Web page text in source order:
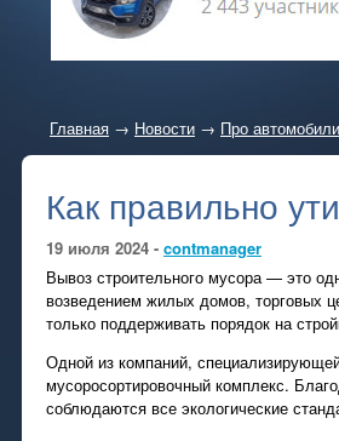
Главная → Новости → Про автомобили
Как правильно
19 июля 2024 - contmanager
Вывоз строительного мусора — это
возведением жилых домов, торговых
только поддерживать порядок на
Одной из компаний,
мусоросортировочный комплекс.
соблюдаются все экологические